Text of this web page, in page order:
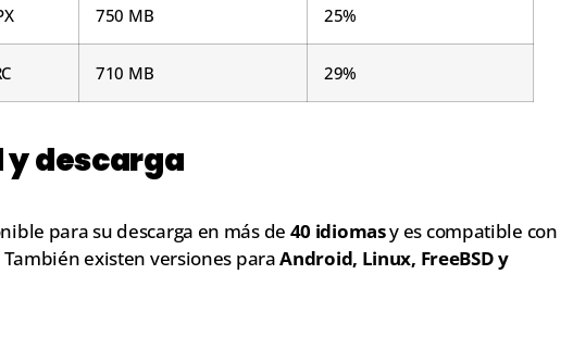
750 MB 25%
710 MB 29%
descarga
para su descarga en más de 40 idiomasy es compatible con
También existen versiones paraAndroid, Linux, FreeBSD y